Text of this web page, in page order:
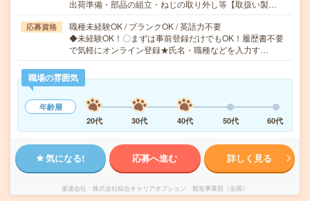
出荷準備・部品の組立・ねじの取り外し等【取扱い製…
応募資格
職種未経験OK / ブランクOK / 英語力不要
◆未経験OK！〇まずは事前登録だけでもOK！履歴書不要
で気軽にオンライン登録★氏名・職種などを入力す…
職場の雰囲気
年齢層
20代
30代 40代 50代 60代
気になる! 応募へ進む 詳しく見る
派遣会社 株式会社綜合キャリアオプション 製造事業部（全国）